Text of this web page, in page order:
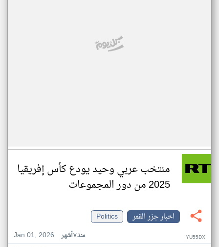
منتخب عربي وحيد يودع كأس إفريقيا
2025 من دور المجموعات
اخبار جزر القمر
Politics
Jan 01, 2026
منذ ٧ أشهر YU55DX